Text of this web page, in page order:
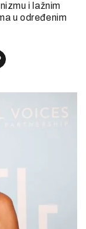
i lažnim
u određenim